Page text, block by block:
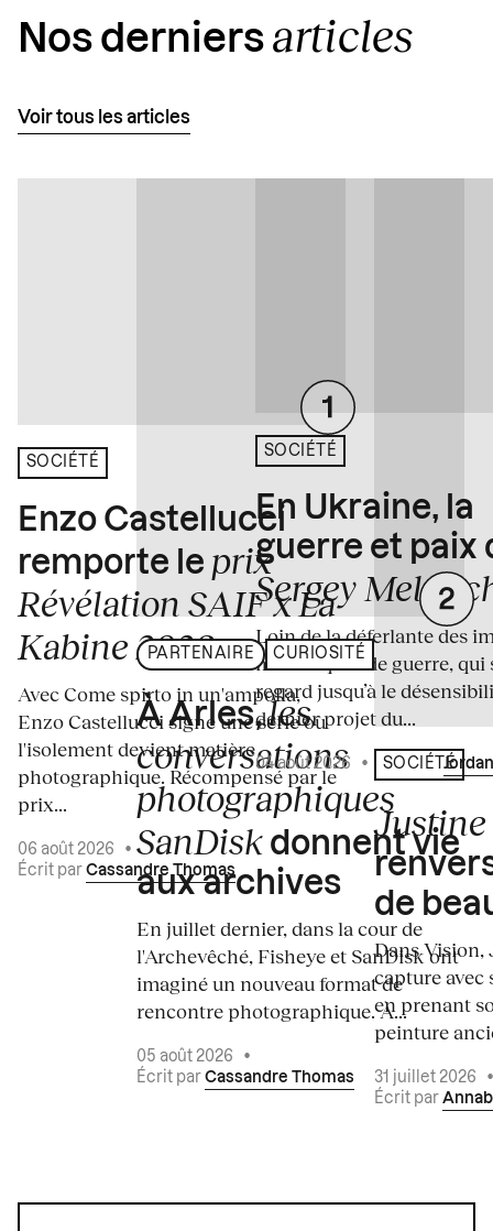
Nos derniers articles
Voir tous les articles
SOCIÉTÉ
Enzo Castellucci
remporte le prix
Révélation SAIF x La
Kabine 2026
Avec Come spirto in un'ampolla,
Enzo Castellucci signe une série où
l'isolement devient matière
photographique. Récompensé par le
prix...
06 août 2026
•
Écrit par Cassandre Thomas
PARTENAIRE CURIOSITÉ
À Arles,les
conversations
photographiques
SanDisk donnent vie
aux archives
En juillet dernier, dans la cour de
l'Archevêché, Fisheye et SanDisk ont
imaginé un nouveau format de
rencontre photographique. À...
05 août 2026
•
Écrit par Cassandre Thomas
SOCIÉTÉ
En Ukraine, la
guerre et paix
Sergey
Loin de la déferlante des
médiatiques de guerre, qui
regard jusqu’à le
dernier projet du...
04 août 2026 • Écrit par
SOCIÉTÉ
de
Dans
capture avec
en prenant
peinture
31 juillet 2026
Écrit par